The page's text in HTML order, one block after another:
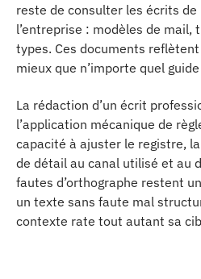
reste de consulter les écrits
l’entreprise : modèles de mail,
types. Ces documents
mieux que n’importe quel
La rédaction d’un écrit
l’application mécanique de
capacité à ajuster le registre,
de détail au canal utilisé et au
fautes d’orthographe restent
un texte sans faute mal
contexte rate tout autant sa